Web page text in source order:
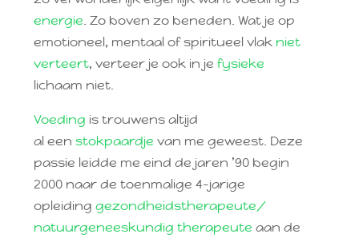
energie. Zo boven zo beneden. Wat je op
emotioneel, mentaal of spiritueel vlak niet
verteert, verteer je ook in jefysieke
lichaam niet.
Voeding is trouwens altijd
al eenstokpaardje van me geweest. Deze
passie leidde me eind de jaren ’90 begin
2000 naar de toenmalige 4-jarige
opleidinggezondheidstherapeute/
natuurgeneeskundig therapeute aan de